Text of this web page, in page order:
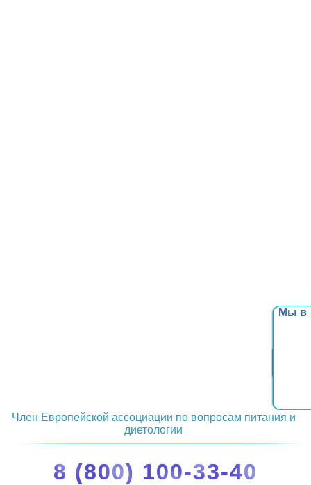
Мы в
Член Европейской ассоциации по вопросам питания и
диетологии
8 (800) 100-33-40